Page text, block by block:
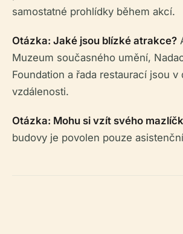
samostatné prohlídky během akcí.
Otázka: Jaké jsou blízké atrakce?
Muzeum současného umění,
Foundation a řada restaurací jsou v
vzdálenosti.
Otázka: Mohu si vzít svého
budovy je povolen pouze